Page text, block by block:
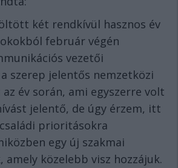
két rendkívül hasznos év
február végén
vezetői
szerep jelentős nemzetközi
év során, ami egyszerre volt
jelentő, de úgy érzem, itt
prioritásokra
egy új szakmai
amely közelebb visz hozzájuk.